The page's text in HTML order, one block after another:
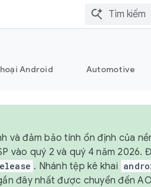
Android Automotive
và đảm bảo tính ổn định của
vào quý 2 và quý 4 năm 2026.
. Nhánh tệp kê khai
đây nhất được chuyển đến